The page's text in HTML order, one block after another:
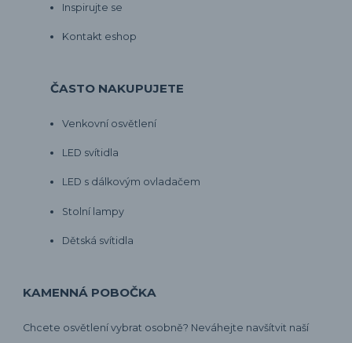
Inspirujte se
Kontakt eshop
ČASTO NAKUPUJETE
Venkovní osvětlení
LED svítidla
LED s dálkovým ovladačem
Stolní lampy
Dětská svítidla
KAMENNÁ POBOČKA
Chcete osvětlení vybrat osobně? Neváhejte navšítvit naší